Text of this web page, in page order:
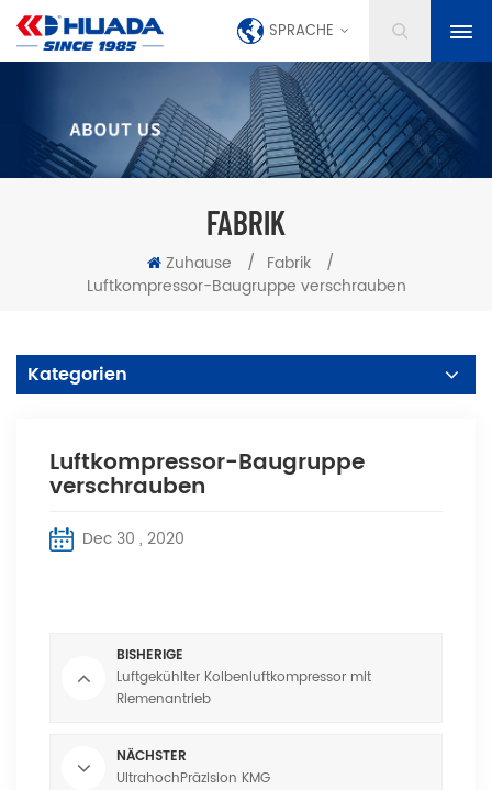
SPRACHE
FABRIK
Zuhause / Fabrik
/
Luftkompressor-Baugruppe verschrauben
Kategorien
Luftkompressor-Baugruppe
verschrauben
Dec 30 , 2020
BISHERIGE
Luftgekühlter Kolbenluftkompressor mit
Riemenantrieb
NÄCHSTER
UltrahochPräzision KMG